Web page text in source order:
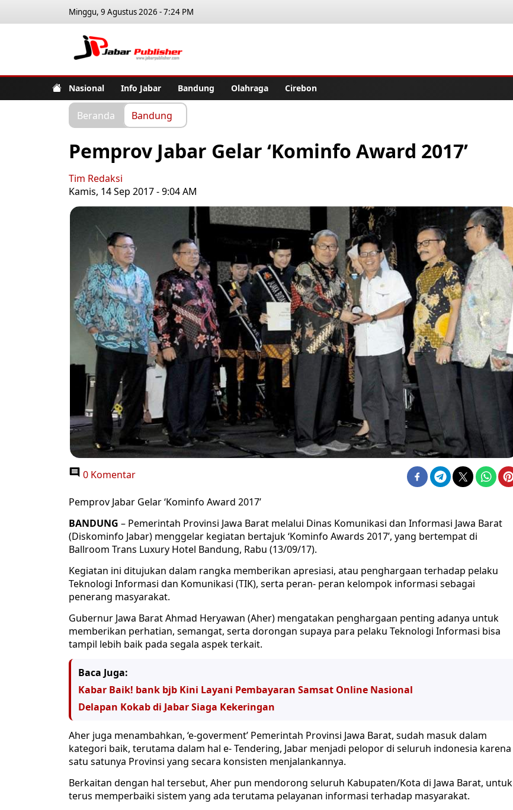
Minggu, 9 Agustus 2026 - 7:24 PM
Nasional Info Jabar Bandung Olahraga Cirebon
Beranda Bandung
Pemprov Jabar Gelar ‘Kominfo Award 2017’
Tim Redaksi
Kamis, 14 Sep 2017 - 9:04 AM
0 Komentar
Pemprov Jabar Gelar ‘Kominfo Award 2017’
BANDUNG – Pemerintah Provinsi Jawa Barat melalui Dinas Komunikasi dan Informasi Jawa Barat
(Diskominfo Jabar) menggelar kegiatan bertajuk ‘Kominfo Awards 2017’, yang bertempat di
Ballroom Trans Luxury Hotel Bandung, Rabu (13/09/17).
Kegiatan ini ditujukan dalam rangka memberikan apresiasi, atau penghargaan terhadap pelaku
Teknologi Informasi dan Komunikasi (TIK), serta peran- peran kelompok informasi sebagai
penerang masyarakat.
Gubernur Jawa Barat Ahmad Heryawan (Aher) mengatakan penghargaan penting adanya untuk
memberikan perhatian, semangat, serta dorongan supaya para pelaku Teknologi Informasi bisa
tampil lebih baik pada segala aspek terkait.
Baca Juga:
Kabar Baik! bank bjb Kini Layani Pembayaran Samsat Online Nasional
Delapan Kokab di Jabar Siaga Kekeringan
Aher juga menambahkan, ‘e-goverment’ Pemerintah Provinsi Jawa Barat, sudah masuk dalam
kategori baik, terutama dalam hal e- Tendering, Jabar menjadi pelopor di seluruh indonesia karena
satu satunya Provinsi yang secara konsisten menjalankannya.
Berkaitan dengan hal tersebut, Aher pun mendorong seluruh Kabupaten/Kota di Jawa Barat, untuk
terus memperbaiki sistem yang ada terutama pelayanan informasi terhadap masyarakat.